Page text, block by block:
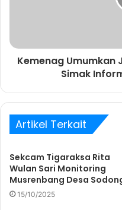
Kemenag Umumkan
Simak
Artikel Terkait
Sekcam Tigaraksa Rita
Wulan Sari Monitoring
Musrenbang Desa
15/10/2025